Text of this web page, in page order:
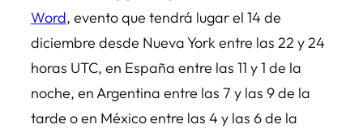
Word, evento que tendrá lugar el 14 de
diciembre desde Nueva York entre las 22 y 24
horas UTC, en España entre las 11 y 1 de la
noche, en Argentina entre las 7 y las 9 de la
tarde o en México entre las 4 y las 6 de la